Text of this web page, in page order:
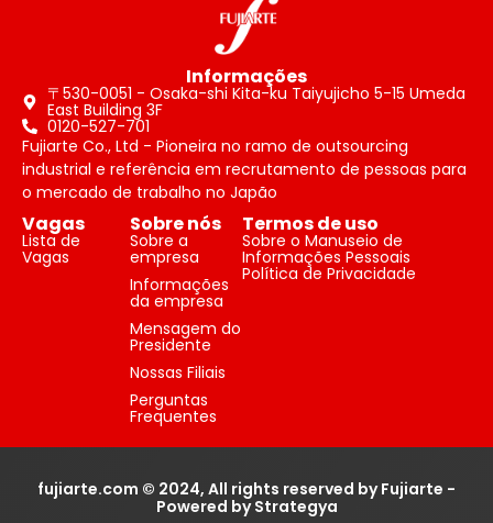
Informações
〒530-0051 - Osaka-shi Kita-ku Taiyujicho 5-15 Umeda
East Building 3F
0120-527-701
Fujiarte Co., Ltd - Pioneira no ramo de outsourcing
industrial e referência em recrutamento de pessoas para
o mercado de trabalho no Japão
Vagas
Lista de
Vagas
Sobre nós
Sobre a
empresa
Informações
da empresa
Mensagem do
Presidente
Nossas Filiais
Perguntas
Frequentes
Termos de uso
Sobre o Manuseio de
Informações Pessoais
Política de Privacidade
fujiarte.com © 2024, All rights reserved by Fujiarte -
Powered by Strategya